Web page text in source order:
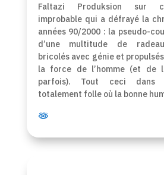
Faltazi Produksion sur
improbable qui a défrayé la
années 90/2000 : la pseudo-
d’une multitude de
bricolés avec génie et
la force de l’homme (et de
parfois). Tout ceci dans
totalement folle où la bonne